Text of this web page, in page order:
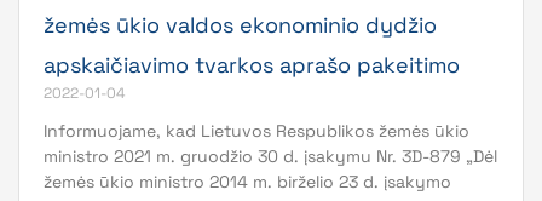
žemės ūkio valdos ekonominio dydžio
apskaičiavimo tvarkos aprašo pakeitimo
2022-01-04
Informuojame, kad Lietuvos Respublikos žemės ūkio
ministro 2021 m. gruodžio 30 d. įsakymu Nr. 3D-879 „Dėl
žemės ūkio ministro 2014 m. birželio 23 d. įsakymo